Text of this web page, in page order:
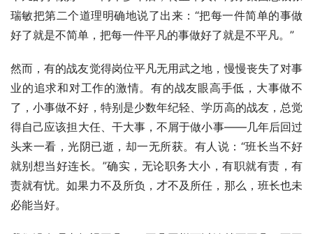
瑞敏把第二个道理明确地说了出来：“把每一件简单的事做
好了就是不简单，把每一件平凡的事做好了就是不平凡。”
然而，有的战友觉得岗位平凡无用武之地，慢慢丧失了对事
业的追求和对工作的激情。有的战友眼高手低，大事做不
了，小事做不好，特别是少数年纪轻、学历高的战友，总觉
得自己应该担大任、干大事，不屑于做小事——几年后回过
头来一看，光阴已逝，却一无所获。有人说：“班长当不好
就别想当好连长。”确实，无论职务大小，有职就有责，有
责就有忧。如果力不及所负，才不及所任，那么，班长也未
必能当好。